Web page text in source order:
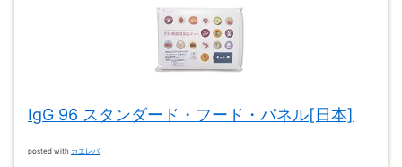
IgG 96 スタンダード・フード・パネル[日本]
posted with カエレバ